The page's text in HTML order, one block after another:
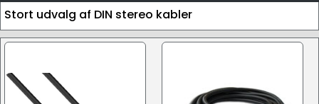
Stort udvalg af DIN stereo kabler